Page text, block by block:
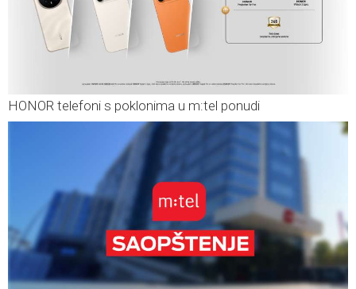
HONOR telefoni s poklonima u m:tel ponudi